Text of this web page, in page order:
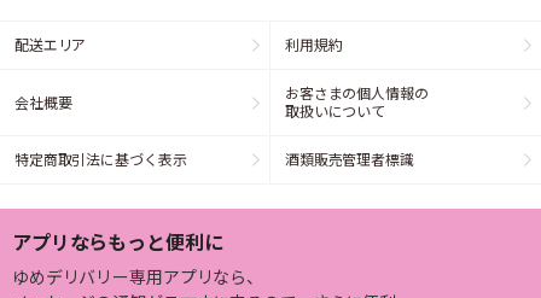
配送エリア 利用規約
会社概要
お客さまの個人情報の
取扱いについて
特定商取引法に基づく表示 酒類販売管理者標識
アプリならもっと便利に
ゆめデリバリー専用アプリなら、